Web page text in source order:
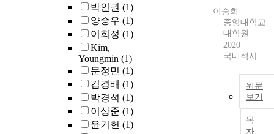
박인권 (1)
양승우 (1)
이희정 (1)
Kim,
Youngmin (1)
문정민 (1)
김경배 (1)
박경석 (1)
이상준 (1)
윤기헌 (1)
이승희
중앙대학교
대학원
2020
국내석사
원문
보기
목
차